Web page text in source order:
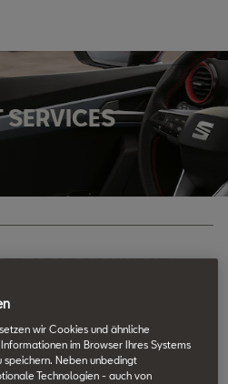
SERVICES
SEAT CONNECT
Videos anzuzeigen, klicke auf einen
unten.
wir Cookies und ähnliche
im Browser Ihres Systems
speichern. Neben unbedingt
Technologien - auch von